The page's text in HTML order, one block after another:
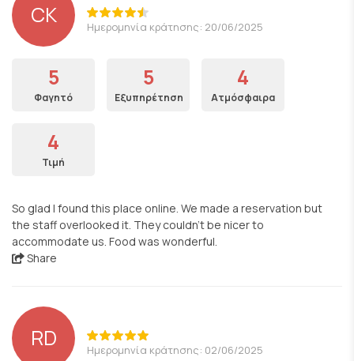
CK Ημερομηνία κράτησης: 20/06/2025
5
Φαγητό
5
Εξυπηρέτηση
4
Ατμόσφαιρα
4
Τιμή
So glad I found this place online. We made a reservation but
the staff overlooked it. They couldn’t be nicer to
accommodate us. Food was wonderful.
Share
RD Ημερομηνία κράτησης: 02/06/2025